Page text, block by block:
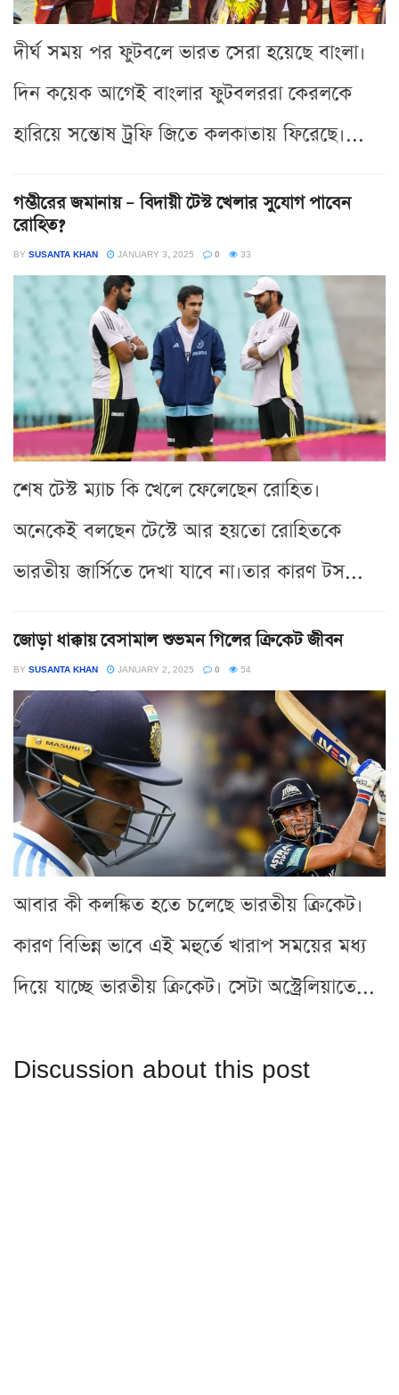
দীর্ঘ সময় পর ফুটবলে ভারত সেরা হয়েছে বাংলা।
দিন কয়েক আগেই বাংলার ফুটবলররা কেরলকে
হারিয়ে সন্তোষ ট্রফি জিতে কলকাতায় ফিরেছে।...
গম্ভীরের জমানায় – বিদায়ী টেস্ট খেলার সুযোগ পাবেন
রোহিত?
BY SUSANTA KHAN JANUARY 3, 2025 0 33
শেষ টেস্ট ম্যাচ কি খেলে ফেলেছেন রোহিত।
অনেকেই বলছেন টেস্টে আর হয়তো রোহিতকে
ভারতীয় জার্সিতে দেখা যাবে না।তার কারণ টস...
জোড়া ধাক্কায় বেসামাল শুভমন গিলের ক্রিকেট জীবন
BY SUSANTA KHAN JANUARY 2, 2025 0 54
আবার কী কলঙ্কিত হতে চলেছে ভারতীয় ক্রিকেট।
কারণ বিভিন্ন ভাবে এই মহুর্তে খারাপ সময়ের মধ্য
দিয়ে যাচ্ছে ভারতীয় ক্রিকেট। সেটা অস্ট্রেলিয়াতে...
Discussion about this post